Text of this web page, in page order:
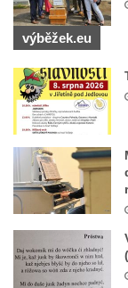
Mikulášovicích
Wäberův kříž
Kříž na louce
Posteltův kříž
Mikulášovicích
Kříž
Mikulášovicích
objektu v
Kříž u silnice
výběžek.eu